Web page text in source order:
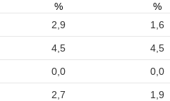
% %
2,9 1,6
4,5 4,5
0,0 0,0
2,7 1,9